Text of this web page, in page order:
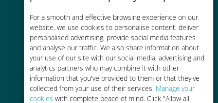
For a smooth and effective browsing experience on our
website, we use cookies to personalise content, deliver
personalised advertising, provide social media features
and analyse our traffic. We also share information about
your use of our site with our social media, advertising and
analytics partners who may combine it with other
information that you've provided to them or that they've
collected from your use of their services. Manage your
cookies with complete peace of mind. Click "Allow all
お客様が普段お使いのキャリアでロ
ーミングサービスを使った場合に比
べて最大で90％の節約が可能です。